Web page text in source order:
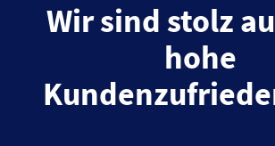
Wir sind stolz
hohe